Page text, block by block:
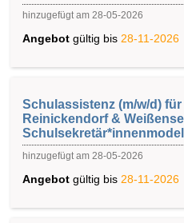
hinzugefügt am 28-05-2026
Angebot gültig bis 28-11-2026
Schulassistenz (m/w/d)
Reinickendorf &
hinzugefügt am 28-05-2026
Angebot gültig bis 28-11-2026